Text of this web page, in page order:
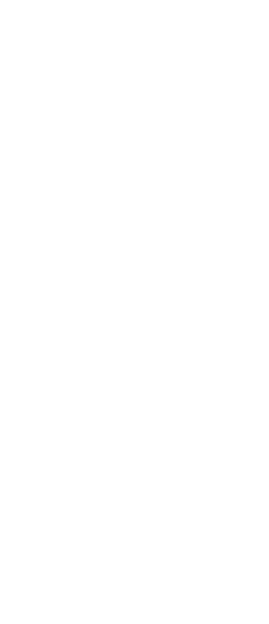
的表亲，
对新生儿产生了不为人知的猜疑，
，同时享受奢靡的派对狂欢。然而
场共进晚
下的真实录像。
馆过夜，在那里他们被一个不死杀